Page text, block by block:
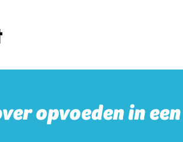
opvoeden in